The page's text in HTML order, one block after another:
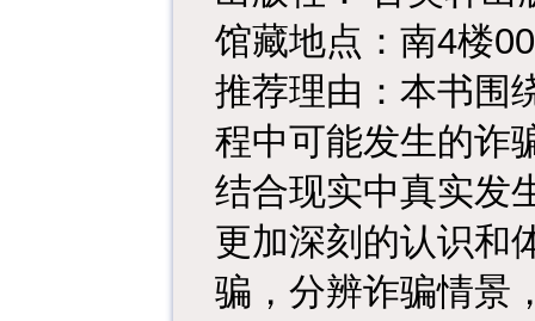
馆藏地点：南4楼
推荐理由：本书围
程中可能发生的诈
结合现实中真实发
更加深刻的认识和
骗，分辨诈骗情景